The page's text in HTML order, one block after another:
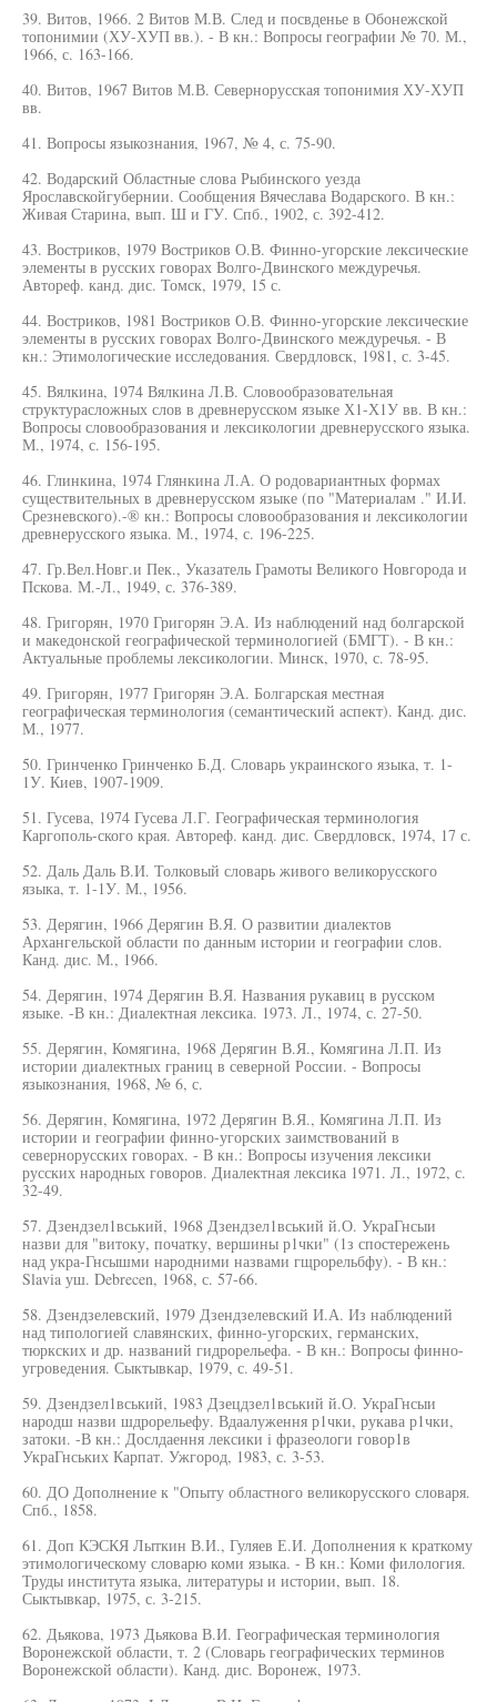
39. Витов, 1966. 2 Витов М.В. След и посвденье в Обонежской
топонимии (ХУ-ХУП вв.). - В кн.: Вопросы географии № 70. М.,
1966, с. 163-166.
40. Витов, 1967 Витов М.В. Севернорусская топонимия ХУ-ХУП
вв.
41. Вопросы языкознания, 1967, № 4, с. 75-90.
42. Водарский Областные слова Рыбинского уезда
Ярославскойгубернии. Сообщения Вячеслава Водарского. В кн.:
Живая Старина, вып. Ш и ГУ. Спб., 1902, с. 392-412.
43. Востриков, 1979 Востриков О.В. Финно-угорские лексические
элементы в русских говорах Волго-Двинского междуречья.
Автореф. канд. дис. Томск, 1979, 15 с.
44. Востриков, 1981 Востриков О.В. Финно-угорские лексические
элементы в русских говорах Волго-Двинского междуречья. - В
кн.: Этимологические исследования. Свердловск, 1981, с. 3-45.
45. Вялкина, 1974 Вялкина Л.В. Словообразовательная
структурасложных слов в древнерусском языке Х1-Х1У вв. В кн.:
Вопросы словообразования и лексикологии древнерусского языка.
М., 1974, с. 156-195.
46. Глинкина, 1974 Глянкина Л.А. О родовариантных формах
существительных в древнерусском языке (по "Материалам ." И.И.
Срезневского).-® кн.: Вопросы словообразования и лексикологии
древнерусского языка. М., 1974, с. 196-225.
47. Гр.Вел.Новг.и Пек., Указатель Грамоты Великого Новгорода и
Пскова. М.-Л., 1949, с. 376-389.
48. Григорян, 1970 Григорян Э.А. Из наблюдений над болгарской
и македонской географической терминологией (БМГТ). - В кн.:
Актуальные проблемы лексикологии. Минск, 1970, с. 78-95.
49. Григорян, 1977 Григорян Э.А. Болгарская местная
географическая терминология (семантический аспект). Канд. дис.
М., 1977.
50. Гринченко Гринченко Б.Д. Словарь украинского языка, т. 1-
1У. Киев, 1907-1909.
51. Гусева, 1974 Гусева Л.Г. Географическая терминология
Каргополь-ского края. Автореф. канд. дис. Свердловск, 1974, 17 с.
52. Даль Даль В.И. Толковый словарь живого великорусского
языка, т. 1-1У. М., 1956.
53. Дерягин, 1966 Дерягин В.Я. О развитии диалектов
Архангельской области по данным истории и географии слов.
Канд. дис. М., 1966.
54. Дерягин, 1974 Дерягин В.Я. Названия рукавиц в русском
языке. -В кн.: Диалектная лексика. 1973. Л., 1974, с. 27-50.
55. Дерягин, Комягина, 1968 Дерягин В.Я., Комягина Л.П. Из
истории диалектных границ в северной России. - Вопросы
языкознания, 1968, № 6, с.
56. Дерягин, Комягина, 1972 Дерягин В.Я., Комягина Л.П. Из
истории и географии финно-угорских заимствований в
севернорусских говорах. - В кн.: Вопросы изучения лексики
русских народных говоров. Диалектная лексика 1971. Л., 1972, с.
32-49.
57. Дзендзел1вський, 1968 Дзендзел1вський й.О. УкраГнсыи
назви для "витоку, початку, вершины р1чки" (1з спостережень
над укра-Гнсышми народними назвами гщрорельбфу). - В кн.:
Slavia уш. Debrecen, 1968, с. 57-66.
58. Дзендзелевский, 1979 Дзендзелевский И.А. Из наблюдений
над типологией славянских, финно-угорских, германских,
тюркских и др. названий гидрорельефа. - В кн.: Вопросы финно-
угроведения. Сыктывкар, 1979, с. 49-51.
59. Дзендзел1вський, 1983 Дзецдзел1вський й.О. УкраГнсыи
народш назви шдрорельефу. Вдаалуження р1чки, рукава р1чки,
затоки. -В кн.: Дослдаення лексики i фразеологи говор1в
УкраГнських Карпат. Ужгород, 1983, с. 3-53.
60. ДО Дополнение к "Опыту областного великорусского словаря.
Спб., 1858.
61. Доп КЭСКЯ Лыткин В.И., Гуляев Е.И. Дополнения к краткому
этимологическому словарю коми языка. - В кн.: Коми филология.
Труды института языка, литературы и истории, вып. 18.
Сыктывкар, 1975, с. 3-215.
62. Дьякова, 1973 Дьякова В.И. Географическая терминология
Воронежской области, т. 2 (Словарь географических терминов
Воронежской области). Канд. дис. Воронеж, 1973.